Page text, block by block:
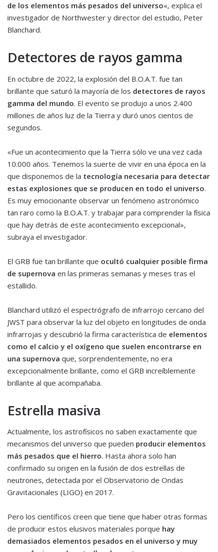
de los elementos más pesados del universo«, explica el
investigador de Northwester y director del estudio, Peter
Blanchard.
Detectores de rayos gamma
En octubre de 2022, la explosión del B.O.A.T. fue tan
brillante que saturó la mayoría de los detectores de rayos
gamma del mundo. El evento se produjo a unos 2.400
millones de años luz de la Tierra y duró unos cientos de
segundos.
«Fue un acontecimiento que la Tierra sólo ve una vez cada
10.000 años. Tenemos la suerte de vivir en una época en la
que disponemos de la tecnología necesaria para detectar
estas explosiones que se producen en todo el universo.
Es muy emocionante observar un fenómeno astronómico
tan raro como la B.O.A.T. y trabajar para comprender la física
que hay detrás de este acontecimiento excepcional»,
subraya el investigador.
El GRB fue tan brillante que ocultó cualquier posible firma
de supernova en las primeras semanas y meses tras el
estallido.
Blanchard utilizó el espectrógrafo de infrarrojo cercano del
JWST para observar la luz del objeto en longitudes de onda
infrarrojas y descubrió la firma característica de elementos
como el calcio y el oxígeno que suelen encontrarse en
una supernova que, sorprendentemente, no era
excepcionalmente brillante, como el GRB increíblemente
brillante al que acompañaba.
Estrella masiva
Actualmente, los astrofísicos no saben exactamente que
mecanismos del universo que pueden producir elementos
más pesados que el hierro. Hasta ahora solo han
confirmado su origen en la fusión de dos estrellas de
neutrones, detectada por el Observatorio de Ondas
Gravitacionales (LIGO) en 2017.
Pero los científicos creen que tiene que haber otras formas
de producir estos elusivos materiales porque hay
demasiados elementos pesados en el universo y muy